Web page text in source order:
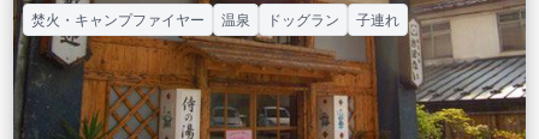
焚火・キャンプファイヤー 温泉 ドッグラン 子連れ